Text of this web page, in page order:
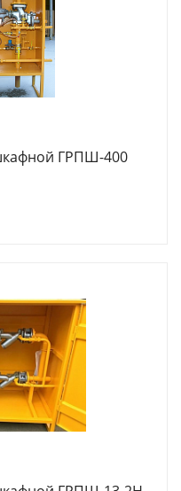
ГРПШ-400